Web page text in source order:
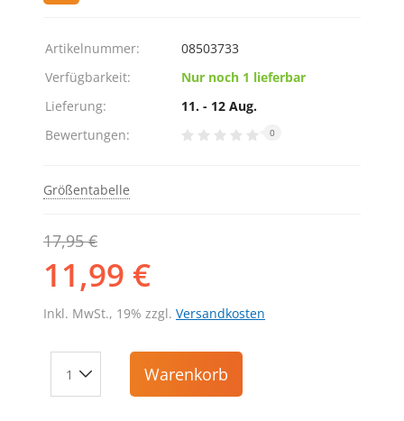
Artikelnummer:
08503733
Verfügbarkeit:
Nur noch 1 lieferbar
Lieferung:
11. - 12 Aug.
Bewertungen:
0
Größentabelle
17,95 €
11,99 €
Inkl. MwSt., 19% zzgl. Versandkosten
Warenkorb